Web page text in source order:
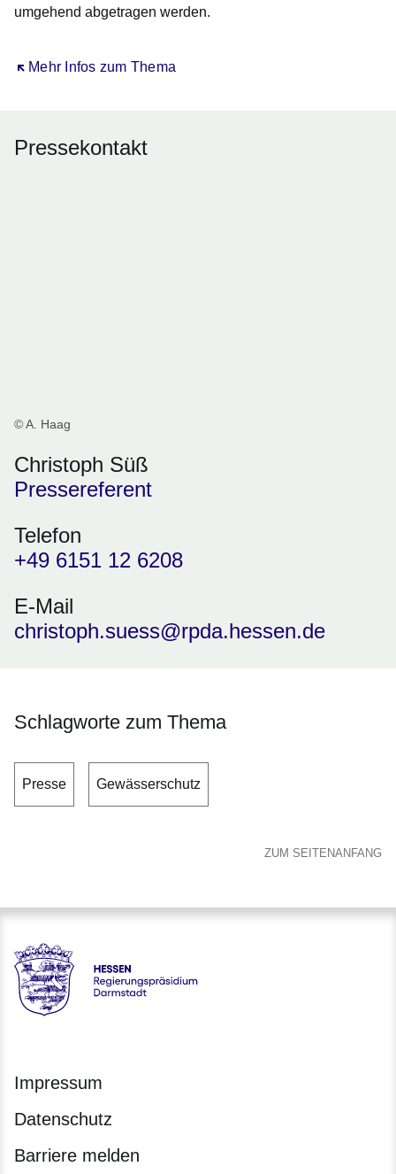
umgehend abgetragen werden.
Mehr Infos zum Thema
Öffnet sich in einem neuen Fenster
Pressekontakt
© A. Haag
Christoph Süß
Pressereferent
Telefon
+49 6151 12 6208
E-Mail
christoph.suess@rpda.hessen.de
Schlagworte zum Thema
Presse Gewässerschutz
ZUM SEITENANFANG
Hessen - Regierungspräsidium Darmstadt
Impressum
Datenschutz
Barriere melden